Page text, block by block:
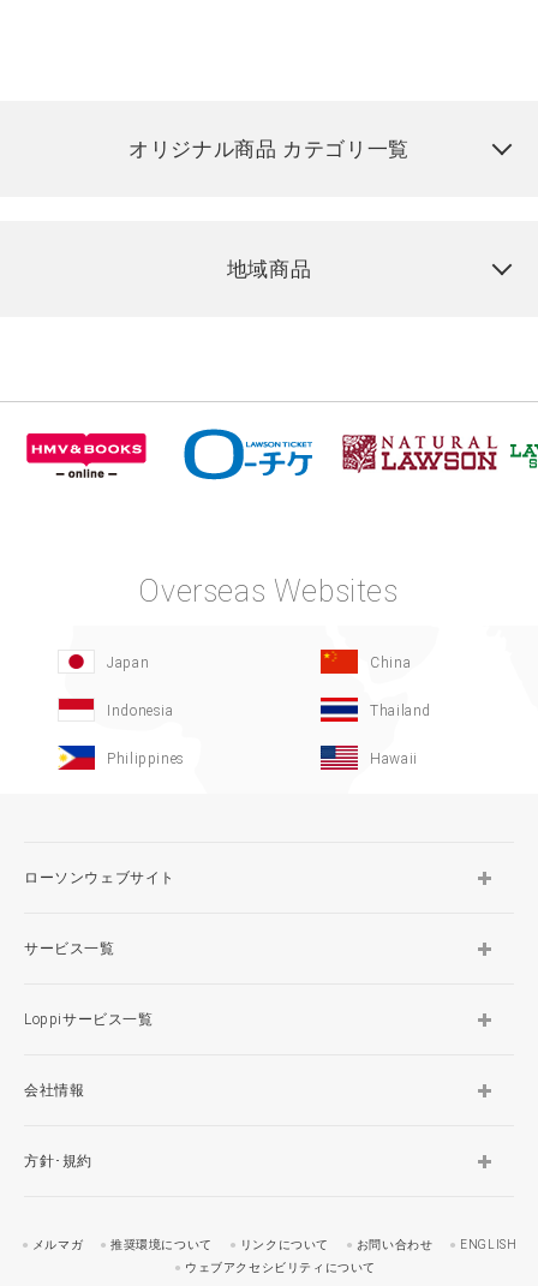
オリジナル商品 カテゴリ一覧
地域商品
Overseas Websites
Japan China
Indonesia Thailand
Philippines Hawaii
ローソンウェブサイト
サービス一覧
Loppiサービス一覧
会社情報
方針･規約
メルマガ 推奨環境について リンクについて お問い合わせ
ENGLISH
ウェブアクセシビリティについて